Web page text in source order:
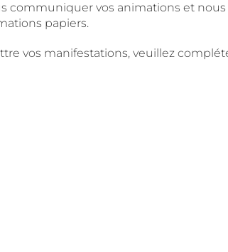
communiquer vos animations et
papiers.
vos manifestations, veuillez